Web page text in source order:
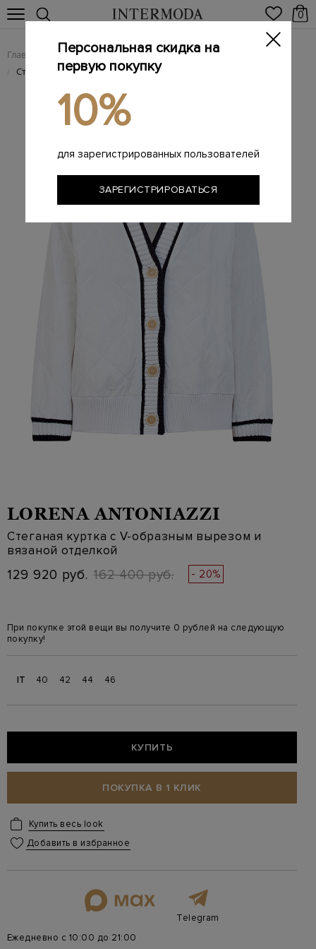
0
Главная Женщинам / Женская одежда / Женские куртки
/ Стеганая куртка с V-образным вырезом и вязаной отделкой
LORENA ANTONIAZZI
Стеганая куртка с V-образным вырезом и
вязаной отделкой
129 920 руб. 162 400 руб. - 20%
При покупке этой вещи вы получите 0 рублей на следующую
покупку!
IT 40 42 44 46
КУПИТЬ
ПОКУПКА В 1 КЛИК
Купить весь look
Добавить в избранное
Telegram
Ежедневно с 10:00 до 21:00
Персональная скидка на
первую покупку
10%
для зарегистрированных пользователей
ЗАРЕГИСТРИРОВАТЬСЯ